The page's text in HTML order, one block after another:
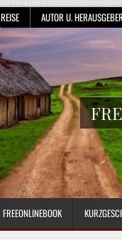
REISE AUTOR U. HERAUSGEBER
FREEONLINEBOOK